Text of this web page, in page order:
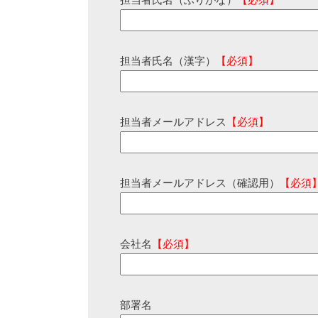
担当者氏名（漢字） 【必須】
担当者メールアドレス 【必須】
担当者メールアドレス（確認用） 【必須
会社名 【必須】
部署名